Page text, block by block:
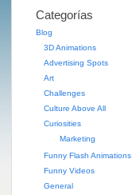
Categorías
Blog
3D Animations
Advertising Spots
Art
Challenges
Culture Above All
Curiosities
Marketing
Funny Flash Animations
Funny Videos
General